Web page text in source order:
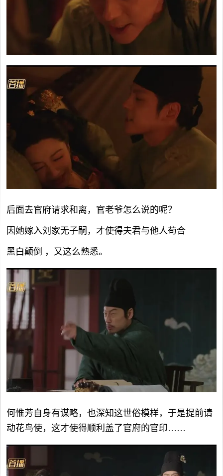
后面去官府请求和离，官老爷怎么说的呢？
因她嫁入刘家无子嗣，才使得夫君与他人苟合
黑白颠倒 ，又这么熟悉。
何惟芳自身有谋略，也深知这世俗模样，于是提前请
动花鸟使，这才使得顺利盖了官府的官印……